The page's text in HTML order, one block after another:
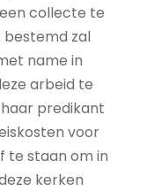
collecte te
zal
name in
arbeid te
predikant
voor
te staan om in
kerken